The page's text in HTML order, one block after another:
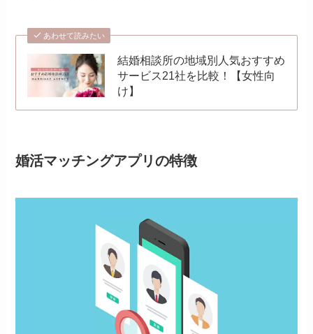
あわせて読みたい
結婚相談所の地域別人気おすすめ
サービス21社を比較！【女性向
け】
婚活マッチングアプリの特徴